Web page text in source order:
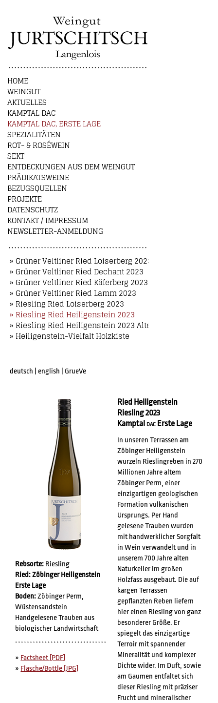
HOME
WEINGUT
AKTUELLES
KAMPTAL DAC
KAMPTAL DAC, ERSTE LAGE
SPEZIALITÄTEN
ROT- & ROSÉWEIN
SEKT
ENTDECKUNGEN AUS DEM WEINGUT
PRÄDIKATSWEINE
BEZUGSQUELLEN
PROJEKTE
DATENSCHUTZ
KONTAKT / IMPRESSUM
NEWSLETTER-ANMELDUNG
» Grüner Veltliner Ried Loiserberg 2023
» Grüner Veltliner Ried Dechant 2023
» Grüner Veltliner Ried Käferberg 2023
» Grüner Veltliner Ried Lamm 2023
» Riesling Ried Loiserberg 2023
» Riesling Ried Heiligenstein 2023
» Riesling Ried Heiligenstein 2023 Alte Reben
» Heiligenstein-Vielfalt Holzkiste
deutsch english GrueVe
Rebsorte: Riesling
Ried: Zöbinger Heiligenstein
Erste Lage
Boden:Zöbinger Perm,
Wüstensandstein
Handgelesene Trauben aus
biologischer Landwirtschaft
» Factsheet [PDF]
» Flasche/Bottle [JPG]
Ried Heiligenstein
Riesling 2023
KamptalDAC Erste Lage
In unseren Terrassen am
Zöbinger Heiligenstein
wurzeln Rieslingreben in 270
Millionen Jahre altem
Zöbinger Perm, einer
einzigartigen geologischen
Formation vulkanischen
Ursprungs. Per Hand
gelesene Trauben wurden
mit handwerklicher Sorgfalt
in Wein verwandelt und in
unserem 700 Jahre alten
Naturkeller im großen
Holzfass ausgebaut. Die auf
kargen Terrassen
gepflanzten Reben liefern
hier einen Riesling von ganz
besonderer Größe. Er
spiegelt das einzigartige
Terroir mit spannender
Mineralität und komplexer
Dichte wider. Im Duft, sowie
am Gaumen entfaltet sich
dieser Riesling mit präziser
Frucht und mineralischer